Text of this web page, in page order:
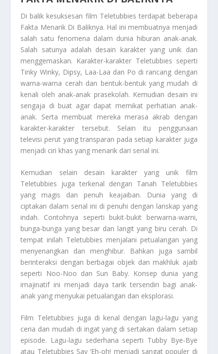
Di balik kesuksesan film Teletubbies terdapat beberapa
Fakta Menarik Di Baliknya. Hal ini membuatnya menjadi
salah satu fenomena dalam dunia hiburan anak-anak.
Salah satunya adalah desain karakter yang unik dan
menggemaskan. Karakter-karakter Teletubbies seperti
Tinky Winky, Dipsy, Laa-Laa dan Po di rancang dengan
warna-warna cerah dan bentuk-bentuk yang mudah di
kenali oleh anak-anak prasekolah. Kemudian desain ini
sengaja di buat agar dapat memikat perhatian anak-
anak. Serta membuat mereka merasa akrab dengan
karakter-karakter tersebut. Selain itu penggunaan
televisi perut yang transparan pada setiap karakter juga
menjadi ciri khas yang menarik dari serial ini.
Kemudian selain desain karakter yang unik film
Teletubbies juga terkenal dengan Tanah Teletubbies
yang magis dan penuh keajaiban. Dunia yang di
ciptakan dalam serial ini di penuhi dengan lanskap yang
indah. Contohnya seperti bukit-bukit berwarna-warni,
bunga-bunga yang besar dan langit yang biru cerah. Di
tempat inilah Teletubbies menjalani petualangan yang
menyenangkan dan menghibur. Bahkan juga sambil
berinteraksi dengan berbagai objek dan makhluk ajaib
seperti Noo-Noo dan Sun Baby. Konsep dunia yang
imajinatif ini menjadi daya tarik tersendiri bagi anak-
anak yang menyukai petualangan dan eksplorasi.
Film Teletubbies juga di kenal dengan lagu-lagu yang
ceria dan mudah di ingat yang di sertakan dalam setiap
episode. Lagu-lagu sederhana seperti Tubby Bye-Bye
atau Teletubbies Say ‘Eh-oh! menjadi sangat populer di